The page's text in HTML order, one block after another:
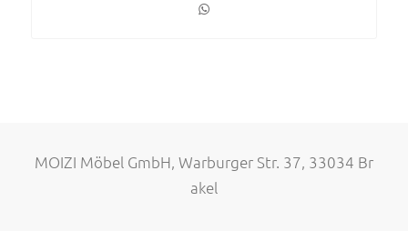
MOIZI Möbel GmbH, Warburger Str. 37, 33034 Br
akel